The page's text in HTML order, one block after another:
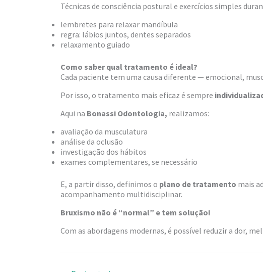
Técnicas de consciência postural e exercícios simples
lembretes para relaxar mandíbula
regra: lábios juntos, dentes separados
relaxamento guiado
Como saber qual tratamento é ideal?
Cada paciente tem uma causa diferente — emocional,
Por isso, o tratamento mais eficaz é sempre
Aqui na Bonassi Odontologia, realizamos:
avaliação da musculatura
análise da oclusão
investigação dos hábitos
exames complementares, se necessário
E, a partir disso, definimos o plano de tratamento mais
acompanhamento multidisciplinar.
Bruxismo não é “normal” e tem solução!
Com as abordagens modernas, é possível reduzir a dor,